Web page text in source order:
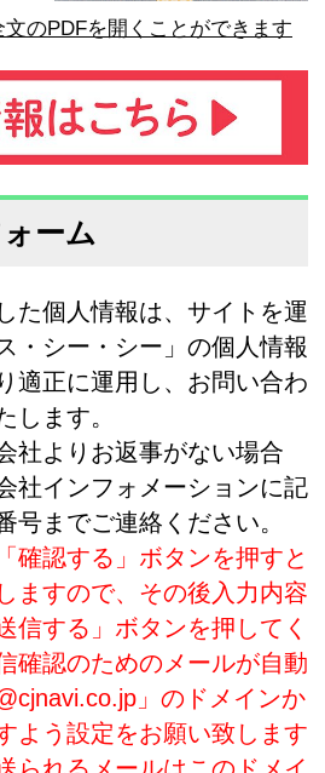
のPDFを開くことができます
ーム
た個人情報は、サイトを運
・シー・シー」の個人情報
適正に運用し、お問い合わ
します。
社よりお返事がない場合
社インフォメーションに記
号までご連絡ください。
確認する」ボタンを押すと
ますので、その後入力内容
信する」ボタンを押してく
確認のためのメールが自動
」のドメインか
よう設定をお願い致します